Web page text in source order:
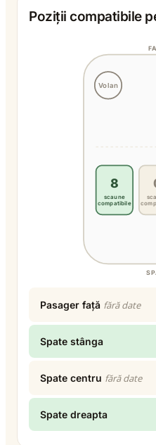
Poziții compatibile
Volan
8
scaune
compatibile
Pasager față fără date
Spate stânga
Spate centru fără date
Spate dreapta